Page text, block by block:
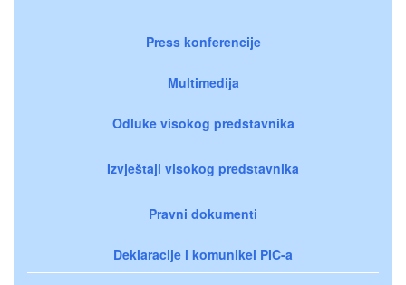
Press konferencije
Multimedija
Odluke visokog predstavnika
Izvještaji visokog predstavnika
Pravni dokumenti
Deklaracije i komunikei PIC-a